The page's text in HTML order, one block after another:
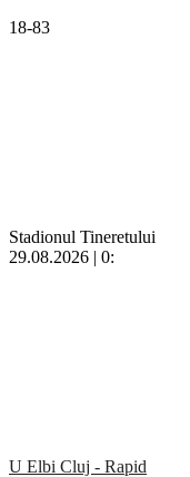
18-83
Stadionul Tineretului
29.08.2026 | 0:
U Elbi Cluj - Rapid